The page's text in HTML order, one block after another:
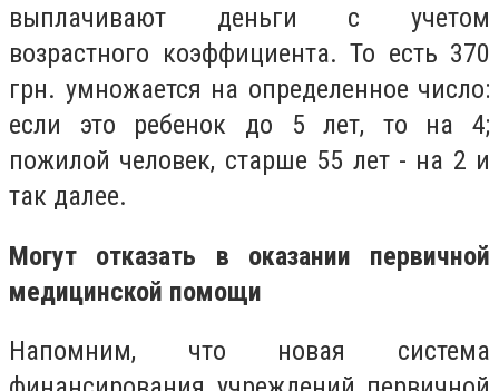
выплачивают деньги с учетом
возрастного коэффициента. То есть 370
грн. умножается на определенное число:
если это ребенок до 5 лет, то на 4;
пожилой человек, старше 55 лет - на 2 и
так далее.
Могут отказать в оказании первичной
медицинской помощи
Напомним, что новая система